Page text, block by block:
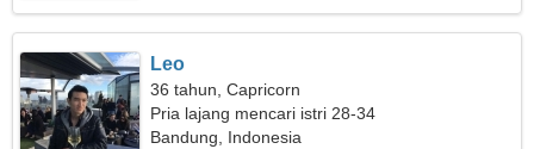
Leo
36 tahun, Capricorn
Pria lajang mencari istri 28-34
Bandung, Indonesia